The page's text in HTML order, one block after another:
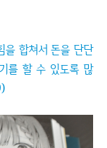
을 합쳐서 돈을 단단
를 할 수 있도록 많